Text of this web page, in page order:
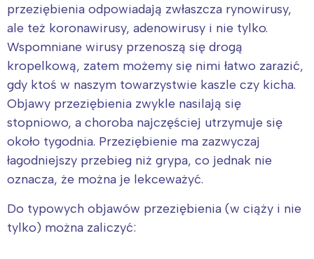
przeziębienia odpowiadają zwłaszcza rynowirusy,
ale też koronawirusy, adenowirusy i nie tylko.
Wspomniane wirusy przenoszą się drogą
kropelkową, zatem możemy się nimi łatwo zarazić,
gdy ktoś w naszym towarzystwie kaszle czy kicha.
Objawy przeziębienia zwykle nasilają się
stopniowo, a choroba najczęściej utrzymuje się
około tygodnia. Przeziębienie ma zazwyczaj
łagodniejszy przebieg niż grypa, co jednak nie
oznacza, że można je lekceważyć.
Do typowych objawów przeziębienia (w ciąży i nie
tylko) można zaliczyć: